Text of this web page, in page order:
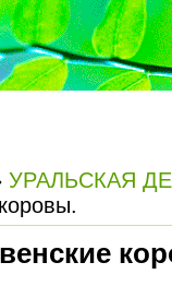
УРАЛЬСКАЯ